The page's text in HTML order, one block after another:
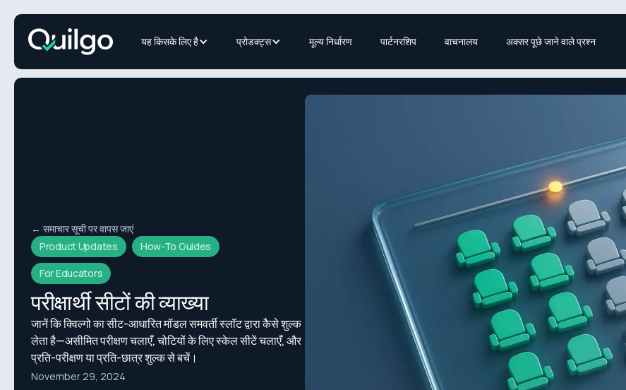
यह किसके लिए है प्रोडक्ट्स मूल्य निर्धारण पार्टनरशिप वाचनालय अक्सर पूछे जाने वाले प्रश्न
← समाचार सूची पर वापस जाएं
Product Updates
How-To Guides
For Educators
परीक्षार्थी सीटों की व्याख्या
जानें कि क्विल्गो का सीट-आधारित मॉडल समवर्ती स्लॉट द्वारा कैसे शुल्क
लेता है—असीमित परीक्षण चलाएँ, चोटियों के लिए स्केल सीटें चलाएँ, और
प्रति-परीक्षण या प्रति-छात्र शुल्क से बचें।
November 29, 2024